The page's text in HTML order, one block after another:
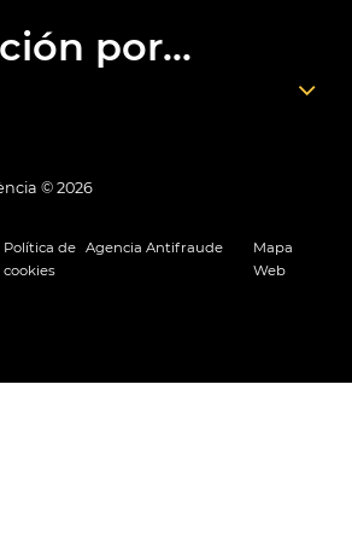
por...
© 2026
Política de
cookies
Agencia Antifraude
Mapa
Web